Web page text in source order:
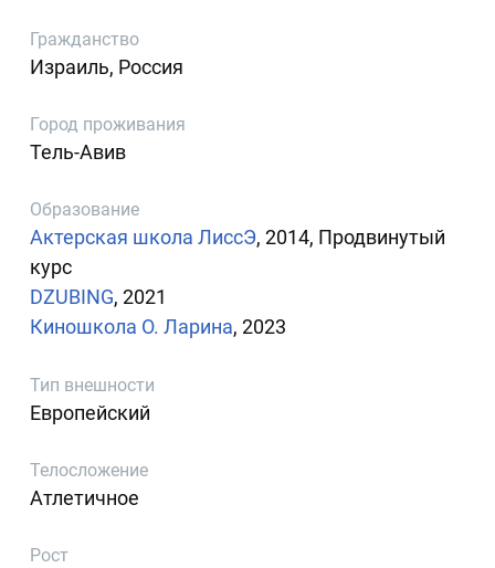
Гражданство
Израиль, Россия
Город проживания
Тель-Авив
Образование
Актерская школа ЛиссЭ, 2014, Продвинутый
курс
DZUBING, 2021
Киношкола О. Ларина, 2023
Тип внешности
Европейский
Телосложение
Атлетичное
Рост